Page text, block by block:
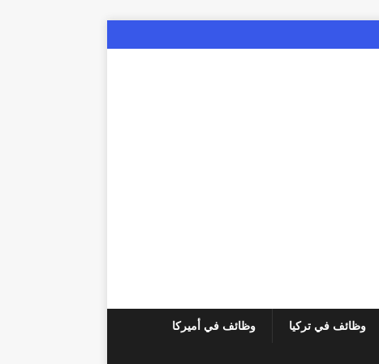
وظائف في تركيا وظائف في أميركا